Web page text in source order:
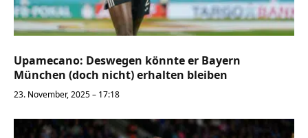
Upamecano: Deswegen könnte er Bayern
München (doch nicht) erhalten bleiben
23. November, 2025 – 17:18